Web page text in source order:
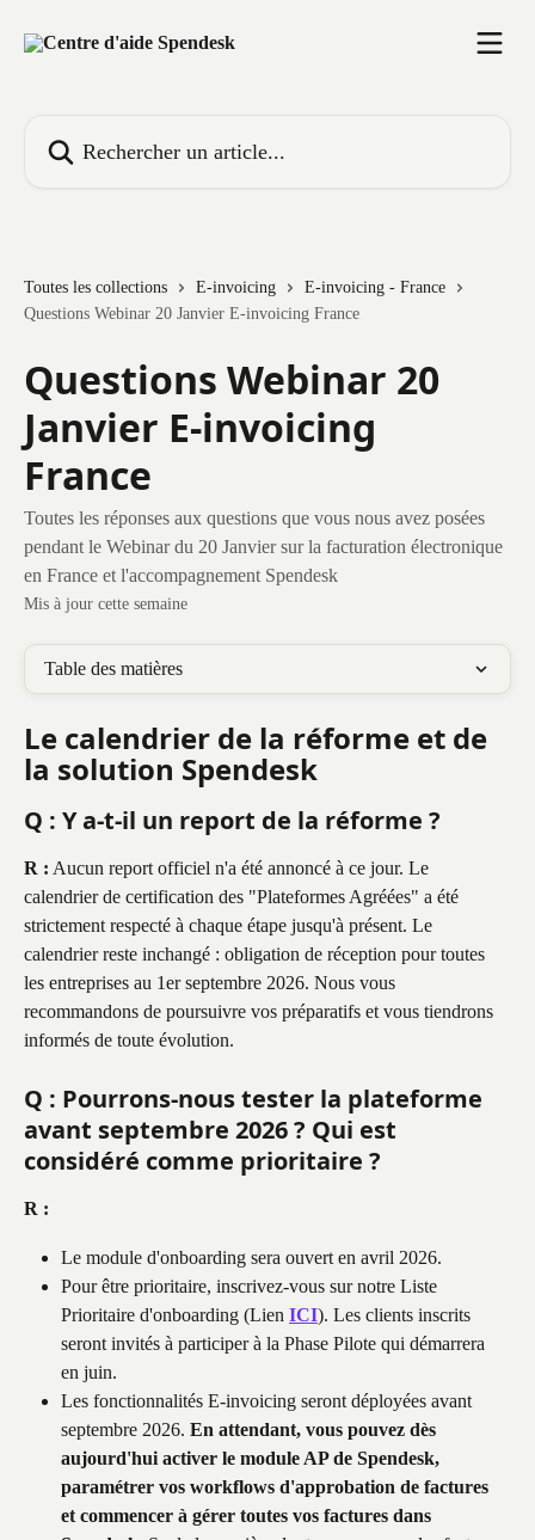
Toutes les collections E-invoicing
E-invoicing - France
Questions Webinar 20 Janvier E-invoicing France
Questions Webinar 20
Janvier E-invoicing
France
Toutes les réponses aux questions que vous nous avez posées
pendant le Webinar du 20 Janvier sur la facturation électronique
en France et l'accompagnement Spendesk
Mis à jour cette semaine
Table des matières
Le calendrier de la réforme et de
la solution Spendesk
Q : Y a-t-il un report de la réforme ?
R : Aucun report officiel n'a été annoncé à ce jour. Le
calendrier de certification des "Plateformes Agréées" a été
strictement respecté à chaque étape jusqu'à présent. Le
calendrier reste inchangé : obligation de réception pour toutes
les entreprises au 1er septembre 2026. Nous vous
recommandons de poursuivre vos préparatifs et vous tiendrons
informés de toute évolution.
Q : Pourrons-nous tester la plateforme
avant septembre 2026 ? Qui est
considéré comme prioritaire ?
R :
Le module d'onboarding sera ouvert en avril 2026.
Pour être prioritaire, inscrivez-vous sur notre Liste
Prioritaire d'onboarding (Lien ICI). Les clients inscrits
seront invités à participer à la Phase Pilote qui démarrera
en juin.
Les fonctionnalités E-invoicing seront déployées avant
septembre 2026. En attendant, vous pouvez dès
aujourd'hui activer le module AP de Spendesk,
paramétrer vos workflows d'approbation de factures
et commencer à gérer toutes vos factures dans